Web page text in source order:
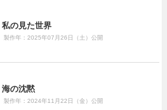
私の見た世界
製作年：2025年07月26日（土）公開
海の沈黙
製作年：2024年11月22日（金）公開